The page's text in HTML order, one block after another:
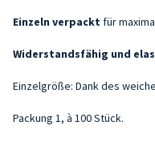
Einzeln verpackt für
Widerstandsfähig und
Einzelgröße: Dank des
Packung 1, à 100 Stück.